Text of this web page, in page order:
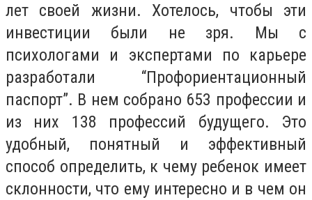
лет своей жизни. Хотелось, чтобы эти
инвестиции были не зря. Мы с
психологами и экспертами по карьере
разработали “Профориентационный
паспорт”. В нем собрано 653 профессии и
из них 138 профессий будущего. Это
удобный, понятный и эффективный
способ определить, к чему ребенок имеет
склонности, что ему интересно и в чем он